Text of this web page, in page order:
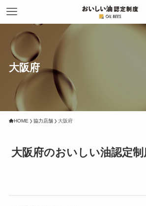
大阪府
HOME 協力店舗 大阪府
大阪府のおいしい油認定